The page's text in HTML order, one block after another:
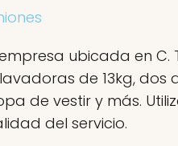
ubicada en
de 13kg,
de vestir y más.
del servicio.